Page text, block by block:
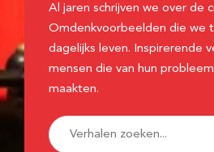
Al jaren schrijven we over de
Omdenkvoorbeelden die we
dagelijks leven. Inspirerende
mensen die van hun
maakten.